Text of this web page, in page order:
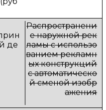
Распространени
е наружной рек
ламы с использо
ванием рекламн
ых конструкций
с автоматическо
й сменой изобр
ажения